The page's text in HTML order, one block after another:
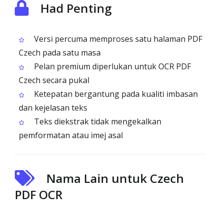
Had Penting
Versi percuma memproses satu halaman PDF
Czech pada satu masa
Pelan premium diperlukan untuk OCR PDF
Czech secara pukal
Ketepatan bergantung pada kualiti imbasan
dan kejelasan teks
Teks diekstrak tidak mengekalkan
pemformatan atau imej asal
Nama Lain untuk Czech
PDF OCR